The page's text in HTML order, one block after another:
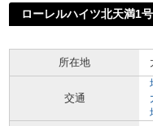
ローレルハイツ北天満1
所在地
交通